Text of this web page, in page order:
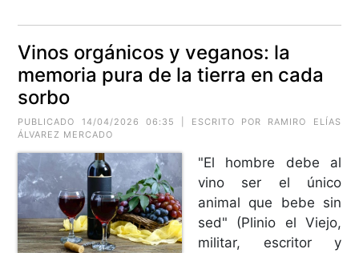
Vinos orgánicos y veganos: la
memoria pura de la tierra en cada
sorbo
PUBLICADO 14/04/2026 06:35 | ESCRITO POR RAMIRO ELÍAS
ÁLVAREZ MERCADO
"El hombre debe al
vino ser el único
animal que bebe sin
sed" (Plinio el Viejo,
militar, escritor y